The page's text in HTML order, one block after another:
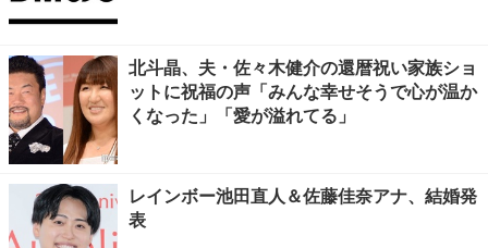
北斗晶、夫・佐々木健介の還暦祝い家族ショ
ットに祝福の声「みんな幸せそうで心が温か
くなった」「愛が溢れてる」
レインボー池田直人＆佐藤佳奈アナ、結婚発
表